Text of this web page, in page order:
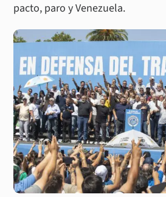
pacto, paro y Venezuela.